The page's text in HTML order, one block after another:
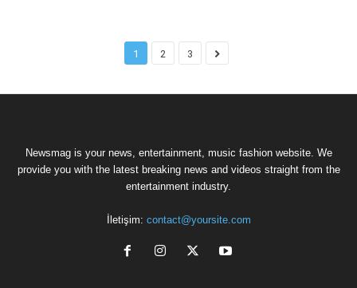
1 2 3
Newsmag is your news, entertainment, music fashion website. We
provide you with the latest breaking news and videos straight from the
entertainment industry.
İletişim: contact@yoursite.com